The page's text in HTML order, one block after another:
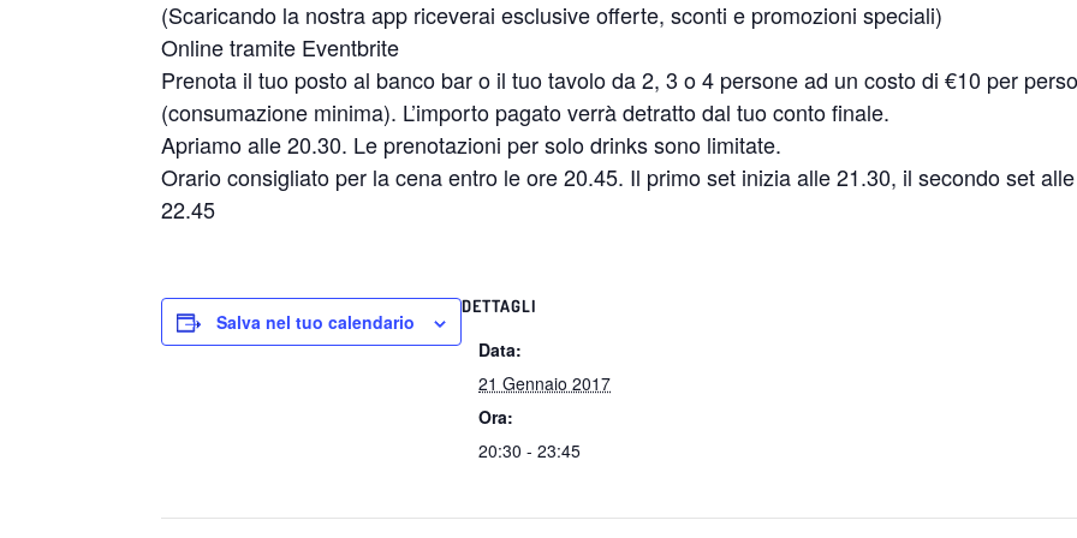
(Scaricando la nostra app riceverai esclusive offerte, sconti e promozioni speciali)
Online tramite Eventbrite
Prenota il tuo posto al banco bar o il tuo tavolo da 2, 3 o 4 persone ad un costo di €10 per
(consumazione minima). L’importo pagato verrà detratto dal tuo conto finale.
Apriamo alle 20.30. Le prenotazioni per solo drinks sono limitate.
Orario consigliato per la cena entro le ore 20.45. Il primo set inizia alle 21.30, il secondo set alle
22.45
Salva nel tuo calendario
DETTAGLI
Data:
21 Gennaio 2017
Ora:
20:30 - 23:45